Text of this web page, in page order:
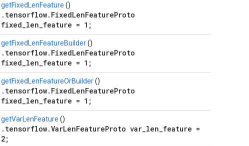
getFixedLenFeature ()
.tensorflow.FixedLenFeatureProto
fixed_len_feature = 1;
getFixedLenFeatureBuilder()
.tensorflow.FixedLenFeatureProto
fixed_len_feature = 1;
getFixedLenFeatureOrBuilder()
.tensorflow.FixedLenFeatureProto
fixed_len_feature = 1;
getVarLenFeature ()
.tensorflow.VarLenFeatureProto var_len_feature =
2;